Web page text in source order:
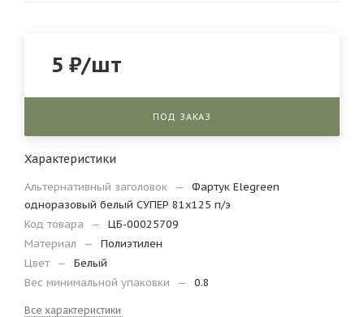
5 ₽/шт
ПОД ЗАКАЗ
Характеристики
Альтернативный заголовок —
Фартук Elegreen
одноразовый белый СУПЕР 81х125 п/э
Код товара
—
ЦБ-00025709
Материал
—
Полиэтилен
Цвет
—
Белый
Вес минимальной упаковки
— 0.8
Все характеристики